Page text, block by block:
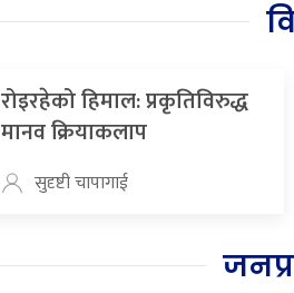
रोइरहेको हिमाल: प्रकृतिविरुद्ध
मानव क्रियाकलाप
सुदृष्टी चापागाई